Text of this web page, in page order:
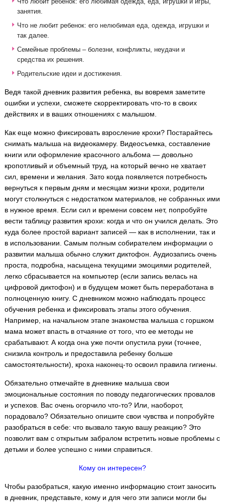
занятия.
Что не любит ребенок: его нелюбимая еда, одежда, игрушки и
так далее.
Семейные проблемы – болезни, конфликты, неудачи и
средства их решения.
Родительские идеи и достижения.
Ведя такой дневник развития ребенка, вы вовремя заметите
ошибки и успехи, сможете скорректировать что-то в своих
действиях и в ваших отношениях с малышом.
Как еще можно фиксировать взросление крохи? Постарайтесь
снимать малыша на видеокамеру. Видеосъемка, составление
книги или оформление красочного альбома — довольно
кропотливый и объемный труд, на который вечно не хватает
сил, времени и желания. Зато когда появляется потребность
вернуться к первым дням и месяцам жизни крохи, родители
могут столкнуться с недостатком материалов, не собранных ими
в нужное время. Если сил и времени совсем нет, попробуйте
вести таблицу развития крохи: когда и что он учился делать. Это
куда более простой вариант записей — как в исполнении, так и
в использовании. Самым полным собирателем информации о
развитии малыша обычно служит диктофон. Аудиозапись очень
проста, подробна, насыщена текущими эмоциями родителей,
легко сбрасывается на компьютер (если запись велась на
цифровой диктофон) и в будущем может быть переработана в
полноценную книгу. С дневником можно наблюдать процесс
обучения ребенка и фиксировать этапы этого обучения.
Например, на начальном этапе знакомства малыша с горшком
мама может впасть в отчаяние от того, что ее методы не
срабатывают. А когда она уже почти опустила руки (точнее,
снизила контроль и предоставила ребенку больше
самостоятельности), кроха наконец-то освоил правила гигиены.
Обязательно отмечайте в дневнике малыша свои
эмоциональные состояния по поводу педагогических провалов
и успехов. Вас очень огорчило что-то? Или, наоборот,
порадовало? Обязательно опишите свои чувства и попробуйте
разобраться в себе: что вызвало такую вашу реакцию? Это
позволит вам с открытым забралом встретить новые проблемы с
детьми и более успешно с ними справиться.
Кому он интересен?
Чтобы разобраться, какую именно информацию стоит заносить
в дневник, представьте, кому и для чего эти записи могли бы